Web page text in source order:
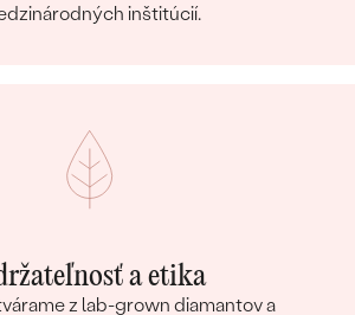
inštitúcií.
a etika
z lab-grown diamantov a